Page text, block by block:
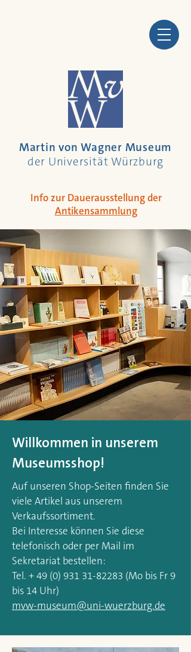
Martin von Wagner Museum
der Universität Würzburg
Info zur Dauerausstellung der
Antikensammlung
Willkommen in unserem
Museumsshop!
Auf unseren Shop-Seiten finden Sie
viele Artikel aus unserem
Verkaufssortiment.
Bei Interesse können Sie diese
telefonisch oder per Mail im
Sekretariat bestellen:
Tel. + 49 (0) 931 31-82283 (Mo bis Fr 9
bis 14 Uhr)
mvw-museum@uni-wuerzburg.de